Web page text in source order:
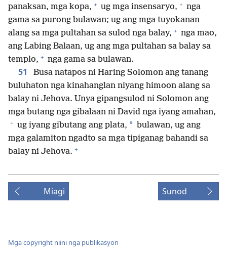
panaksan, mga kopa, + ug mga insensaryo, + nga
gama sa purong bulawan; ug ang mga tuyokanan
alang sa mga pultahan sa sulod nga balay, + nga mao,
ang Labing Balaan, ug ang mga pultahan sa balay sa
templo, + nga gama sa bulawan.
51
Busa natapos ni Haring Solomon ang tanang
buluhaton nga kinahanglan niyang himoon alang sa
balay ni Jehova. Unya gipangsulod ni Solomon ang
mga butang nga gibalaan ni David nga iyang amahan,
+ ug iyang gibutang ang plata, * bulawan, ug ang
mga galamiton ngadto sa mga tipiganag bahandi sa
balay ni Jehova. +
Miagi Sunod
Mga copyright niini nga publikasyon